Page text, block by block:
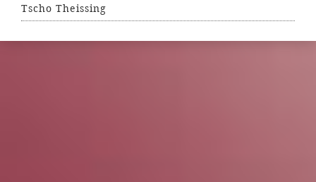
Tscho Theissing